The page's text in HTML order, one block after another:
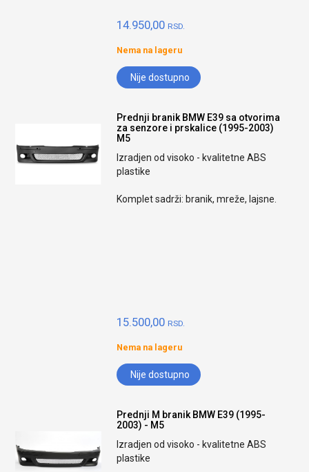
14.950,00 RSD.
Nema na lageru
Nije dostupno
Prednji branik BMW E39 sa otvorima
za senzore i prskalice (1995-2003)
M5
Izradjen od visoko - kvalitetne ABS
plastike
Komplet sadrži: branik, mreže, lajsne.
15.500,00 RSD.
Nema na lageru
Nije dostupno
Prednji M branik BMW E39 (1995-
2003) - M5
Izradjen od visoko - kvalitetne ABS
plastike